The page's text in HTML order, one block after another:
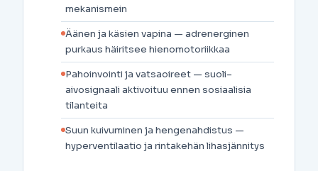
mekanismein
Äänen ja käsien vapina — adrenerginen
purkaus häiritsee hienomotoriikkaa
Pahoinvointi ja vatsaoireet — suoli–
aivosignaali aktivoituu ennen sosiaalisia
tilanteita
Suun kuivuminen ja hengenahdistus —
hyperventilaatio ja rintakehän lihasjännitys